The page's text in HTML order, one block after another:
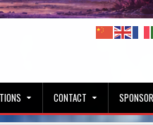
CONTACT SPONSOR